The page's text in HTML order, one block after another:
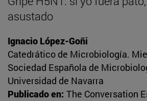
asustado
Ignacio López-Goñi
Catedrático de Microbiología.
Sociedad Española de
Universidad de Navarra
Publicado en: The Conversation